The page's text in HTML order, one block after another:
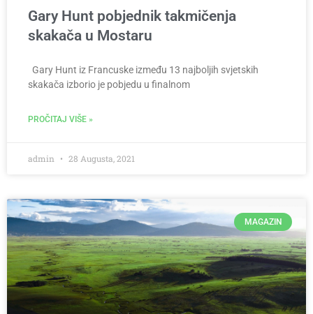
Gary Hunt pobjednik takmičenja
skakača u Mostaru
Gary Hunt iz Francuske između 13 najboljih svjetskih
skakača izborio je pobjedu u finalnom
PROČITAJ VIŠE »
admin 28 Augusta, 2021
MAGAZIN